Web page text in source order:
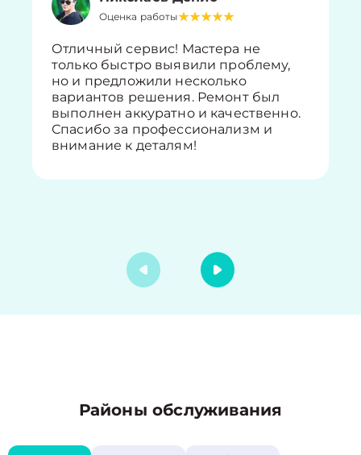
Оценка работы
Отличный сервис! Мастера не
только быстро выявили проблему,
но и предложили несколько
вариантов решения. Ремонт был
выполнен аккуратно и качественно.
Спасибо за профессионализм и
внимание к деталям!
Районы обслуживания